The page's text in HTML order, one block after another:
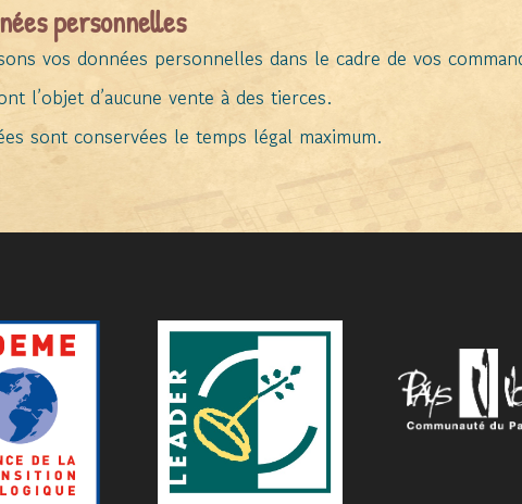
personnelles
vos données personnelles dans le cadre de vos
l’objet d’aucune vente à des tierces.
sont conservées le temps légal maximum.